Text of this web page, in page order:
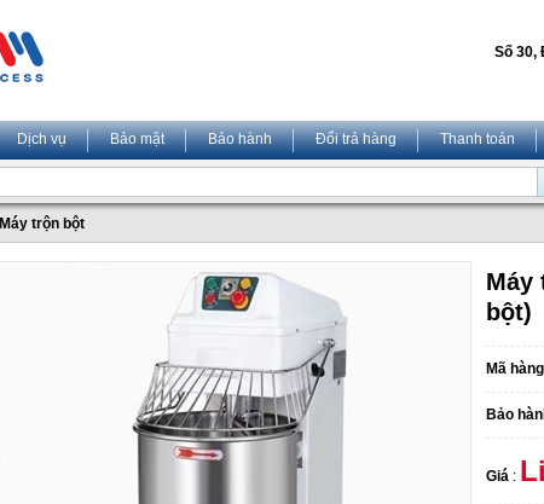
Số 30,
Dịch vụ Bảo mật Bảo hành Đổi trả hàng Thanh toán
Máy trộn bột
Máy
bột)
Mã hàng
Bảo
Giá :